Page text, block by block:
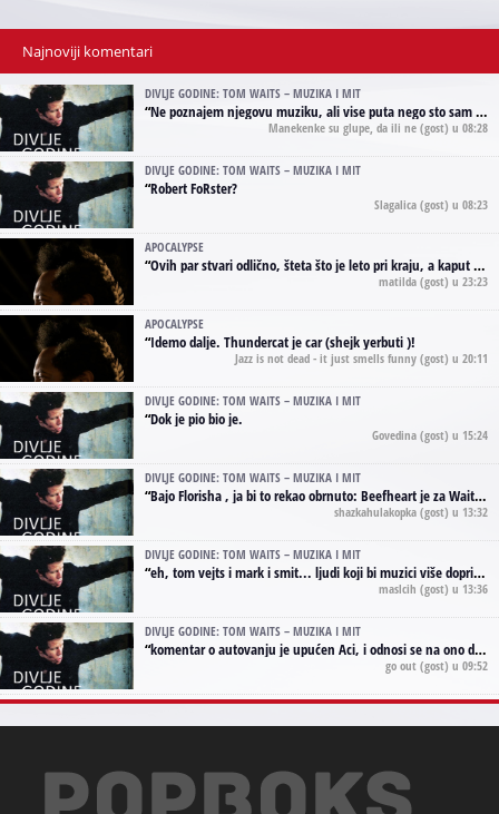
Najnoviji komentari
DIVLJE GODINE: TOM WAITS – MUZIKA I MIT
“Ne poznajem njegovu muziku, ali vise puta nego sto sam to zazeleo gledao sam njegove umjetnicke slike na raznim stranama interneta. Te stoga zakljucujem da je Tom Waits Lady Gaga muzike namrstenih, ma
Manekenke su glupe, da ili ne (gost) u 08:28
DIVLJE GODINE: TOM WAITS – MUZIKA I MIT
“Robert FoRster?
Slagalica (gost) u 08:23
APOCALYPSE
“Ovih par stvari odlično, šteta što je leto pri kraju, a kaput koji te vervoatno podseća na pirotski ćilim je iz tradicije Navaho indijanaca ;)
matilda (gost) u 23:23
APOCALYPSE
“Idemo dalje. Thundercat je car (shejk yerbuti )!
Jazz is not dead - it just smells funny (gost) u 20:11
DIVLJE GODINE: TOM WAITS – MUZIKA I MIT
“Dok je pio bio je.
Govedina (gost) u 15:24
DIVLJE GODINE: TOM WAITS – MUZIKA I MIT
“Bajo Florisha , ja bi to rekao obrnuto: Beefheart je za Waitsa, isto sto i Hendrix za Lenny Kravitza
shazkahulakopka (gost) u 13:32
DIVLJE GODINE: TOM WAITS – MUZIKA I MIT
“eh, tom vejts i mark i smit... ljudi koji bi muzici više doprineli da su radili kao vozači tramvaja u gsp-u.
maslcih (gost) u 13:36
DIVLJE GODINE: TOM WAITS – MUZIKA I MIT
“komentar o autovanju je upućen Aci, i odnosi se na ono drugo autovanje...'senzualnost Waitsa' ;)
go out (gost) u 09:52